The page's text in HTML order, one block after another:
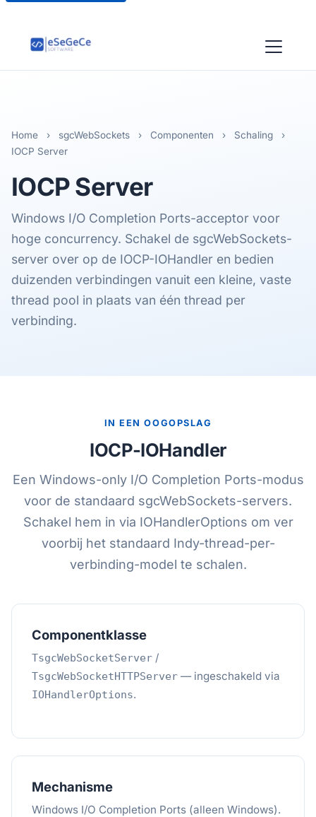
Home › sgcWebSockets › Componenten › Schaling
›
IOCP Server
IOCPServer
Windows I/O Completion Ports-acceptor voor
hoge concurrency. Schakel de sgcWebSockets-
server over op de IOCP-IOHandler en bedien
duizenden verbindingen vanuit een kleine, vaste
thread pool in plaats van één thread per
verbinding.
IN EEN OOGOPSLAG
IOCP-IOHandler
Een Windows-only I/O Completion Ports-modus
voor de standaard sgcWebSockets-servers.
Schakel hem in via IOHandlerOptions om ver
voorbij het standaard Indy-thread-per-
verbinding-model te schalen.
Componentklasse
TsgcWebSocketServer /
TsgcWebSocketHTTPServer — ingeschakeld via
IOHandlerOptions.
Mechanisme
Windows I/O Completion Ports (alleen Windows).